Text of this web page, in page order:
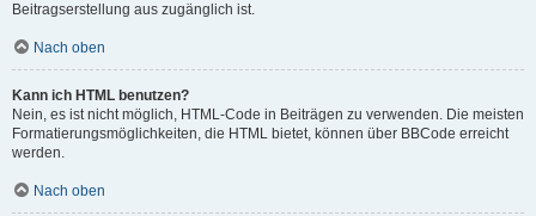
Beitragserstellung aus zugänglich ist.
Nach oben
Kann ich HTML benutzen?
Nein, es ist nicht möglich, HTML-Code in Beiträgen zu verwenden. Die meisten
Formatierungsmöglichkeiten, die HTML bietet, können über BBCode erreicht
werden.
Nach oben